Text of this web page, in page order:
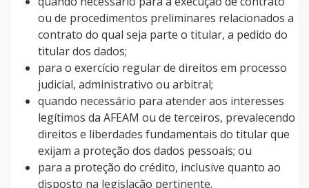
ou de procedimentos preliminares relacionados a
contrato do qual seja parte o titular, a pedido do
titular dos dados;
para o exercício regular de direitos em processo
judicial, administrativo ou arbitral;
quando necessário para atender aos interesses
legítimos da AFEAM ou de terceiros, prevalecendo
direitos e liberdades fundamentais do titular que
exijam a proteção dos dados pessoais; ou
para a proteção do crédito, inclusive quanto ao
disposto na legislação pertinente.